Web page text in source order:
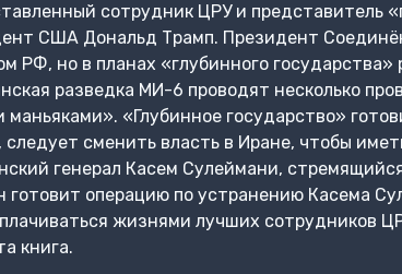
сотрудник ЦРУ и представитель
США Дональд Трамп. Президент
РФ, но в планах «глубинного
разведка МИ-6 проводят несколько
«Глубинное государство»
следует сменить власть в Иране, чтобы
генерал Касем Сулеймани,
операцию по устранению Касема
жизнями лучших сотрудников
книга.